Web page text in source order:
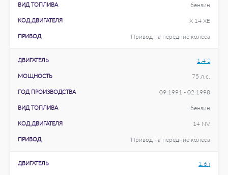
ВИД ТОПЛИВА бензин
КОД ДВИГАТЕЛЯ X 14 XE
ПРИВОД Привод на передние колеса
ДВИГАТЕЛЬ 1.4 S
МОЩНОСТЬ 75 л.с.
ГОД ПРОИЗВОДСТВА 09.1991 - 02.1998
ВИД ТОПЛИВА бензин
КОД ДВИГАТЕЛЯ 14 NV
ПРИВОД Привод на передние колеса
ДВИГАТЕЛЬ 1.6 i